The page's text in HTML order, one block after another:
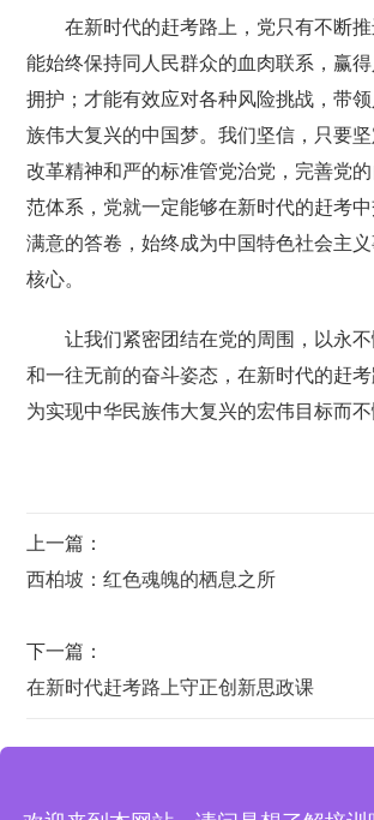
在新时代的赶考路上，党只有不断
能始终保持同人民群众的血肉联系，赢
拥护；才能有效应对各种风险挑战，带
族伟大复兴的中国梦。我们坚信，只要
改革精神和严的标准管党治党，完善党
范体系，党就一定能够在新时代的赶考
满意的答卷，始终成为中国特色社会主
核心。
让我们紧密团结在党的周围，以永
和一往无前的奋斗姿态，在新时代的赶考
为实现中华民族伟大复兴的宏伟目标而不
上一篇：
西柏坡：红色魂魄的栖息之所
下一篇：
在新时代赶考路上守正创新思政课